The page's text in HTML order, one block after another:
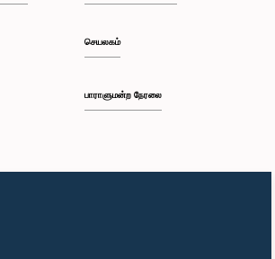
(திருமதி) கீதா சமன்மலீ குமாரசிங்ஹ, பா.உ.
உறுப்பினர்
செயலகம்
பாராளுமன்ற நேரலை